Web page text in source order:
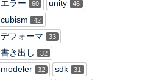
エラー 60 unity 46
cubism 42
デフォーマ 33
書き出し 32
modeler 32 sdk 31